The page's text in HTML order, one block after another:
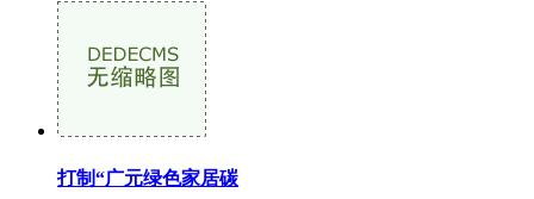
打制“广元绿色家居碳